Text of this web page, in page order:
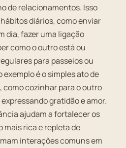
de relacionamentos. Isso
diários, como enviar
dia, fazer uma ligação
como o outro está ou
para passeios ou
é o simples ato de
cozinhar para o outro
gratidão e amor.
ajudam a fortalecer os
mais rica e repleta de
interações comuns em